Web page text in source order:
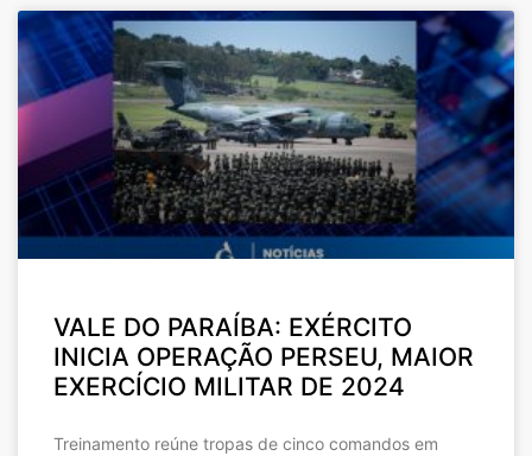
VALE DO PARAÍBA: EXÉRCITO
INICIA OPERAÇÃO PERSEU, MAIOR
EXERCÍCIO MILITAR DE 2024
Treinamento reúne tropas de cinco comandos em